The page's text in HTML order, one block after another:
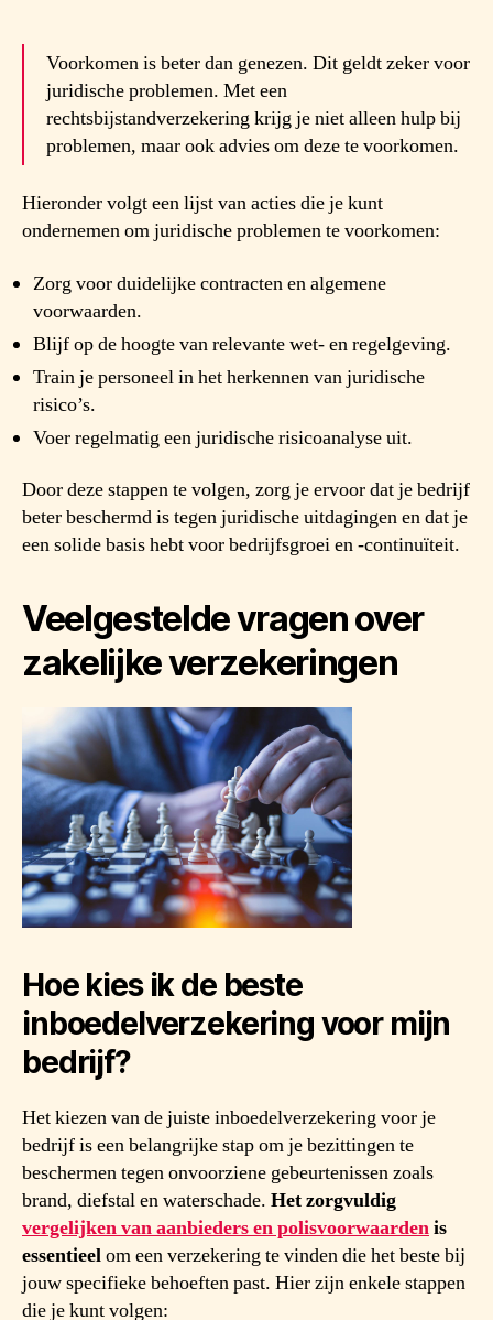
Voorkomen is beter dan genezen. Dit geldt zeker voor
juridische problemen. Met een
rechtsbijstandverzekering krijg je niet alleen hulp bij
problemen, maar ook advies om deze te voorkomen.
Hieronder volgt een lijst van acties die je kunt
ondernemen om juridische problemen te voorkomen:
Zorg voor duidelijke contracten en algemene
voorwaarden.
Blijf op de hoogte van relevante wet- en regelgeving.
Train je personeel in het herkennen van juridische
risico’s.
Voer regelmatig een juridische risicoanalyse uit.
Door deze stappen te volgen, zorg je ervoor dat je bedrijf
beter beschermd is tegen juridische uitdagingen en dat je
een solide basis hebt voor bedrijfsgroei en -continuïteit.
Veelgestelde vragen over
zakelijke verzekeringen
Hoe kies ik de beste
inboedelverzekering voor mijn
bedrijf?
Het kiezen van de juiste inboedelverzekering voor je
bedrijf is een belangrijke stap om je bezittingen te
beschermen tegen onvoorziene gebeurtenissen zoals
brand, diefstal en waterschade. Het zorgvuldig
vergelijken van aanbieders en polisvoorwaardenis
essentieelom een verzekering te vinden die het beste bij
jouw specifieke behoeften past. Hier zijn enkele stappen
die je kunt volgen: